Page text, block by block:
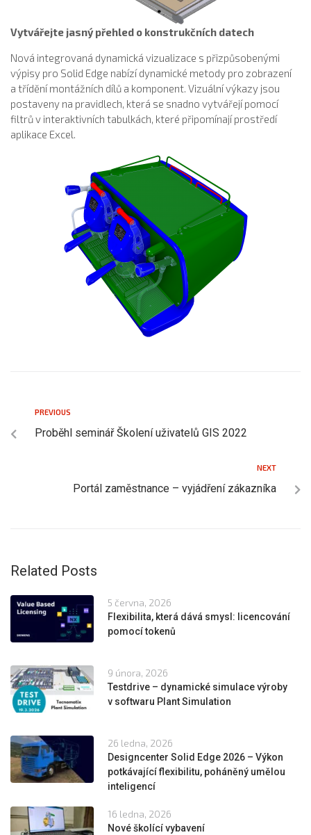
Vytvářejte jasný přehled o konstrukčních datech
Nová integrovaná dynamická vizualizace s přizpůsobenými
výpisy pro Solid Edge nabízí dynamické metody pro zobrazení
a třídění montážních dílů a komponent. Vizuální výkazy jsou
postaveny na pravidlech, která se snadno vytvářejí pomocí
filtrů v interaktivních tabulkách, které připomínají prostředí
aplikace Excel.
PREVIOUS
Proběhl seminář Školení uživatelů GIS 2022
NEXT
Portál zaměstnance – vyjádření zákazníka
Related Posts
5 června, 2026
Flexibilita, která dává smysl: licencování
pomocí tokenů
9 února, 2026
Testdrive – dynamické simulace výroby
v softwaru Plant Simulation
26 ledna, 2026
Designcenter Solid Edge 2026 – Výkon
potkávající flexibilitu, poháněný umělou
inteligencí
16 ledna, 2026
Nové školící vybavení